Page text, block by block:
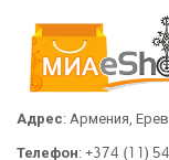
Адрес: Армения,
Телефон: +374 (11)